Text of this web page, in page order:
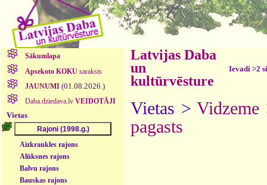
Sākumlapa
Apsekoto KOKUsaraksts
JAUNUMI (01.08.2026.)
Daba.dziedava.lv VEIDOTĀJI
Vietas
Aizkraukles rajons
Alūksnes rajons
Balvu rajons
Bauskas rajons
Latvijas Daba
un
kultūrvēsture
Ievadi >2
Vietas >Vidzeme
pagasts